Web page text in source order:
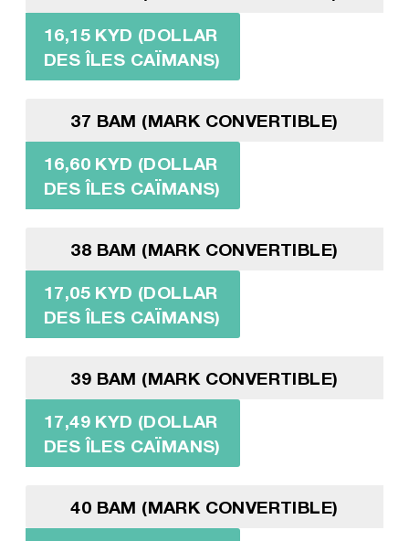
16,15 KYD (DOLLAR
DES ÎLES CAÏMANS)
37 BAM (MARK CONVERTIBLE)
16,60 KYD (DOLLAR
DES ÎLES CAÏMANS)
38 BAM (MARK CONVERTIBLE)
17,05 KYD (DOLLAR
DES ÎLES CAÏMANS)
39 BAM (MARK CONVERTIBLE)
17,49 KYD (DOLLAR
DES ÎLES CAÏMANS)
40 BAM (MARK CONVERTIBLE)